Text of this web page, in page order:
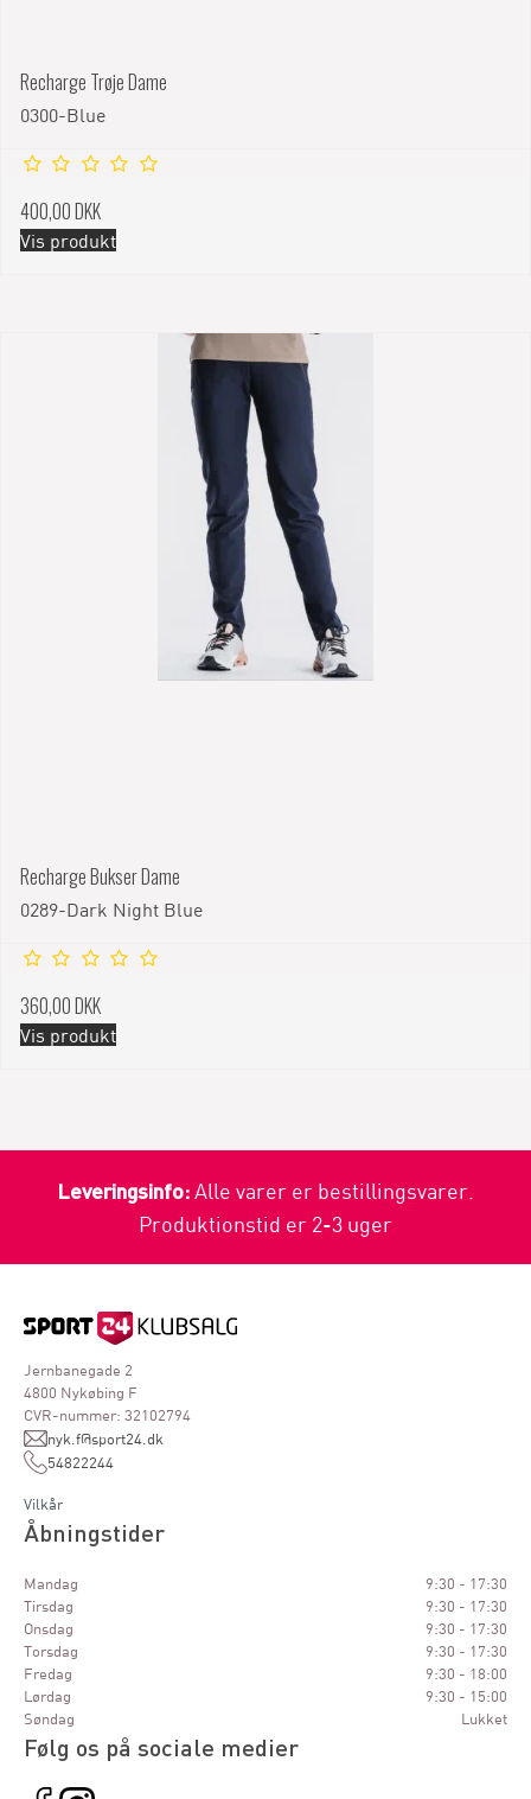
Recharge Trøje Dame
0300-Blue
400,00 DKK
Vis produkt
Recharge Bukser Dame
0289-Dark Night Blue
360,00 DKK
Vis produkt
Leveringsinfo:Alle varer er bestillingsvarer.
Produktionstid er 2-3 uger
Jernbanegade 2
4800 Nykøbing F
CVR-nummer: 32102794
nyk.f@sport24.dk
54822244
Vilkår
Åbningstider
Mandag
9:30 - 17:30
Tirsdag
9:30 - 17:30
Onsdag
9:30 - 17:30
Torsdag
9:30 - 17:30
Fredag
9:30 - 18:00
Lørdag
9:30 - 15:00
Søndag
Lukket
Følg os på sociale medier